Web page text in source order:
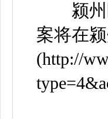
颍州区
案将在
(http://